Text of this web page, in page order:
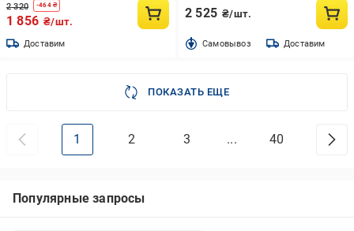
2 320 -464₴
1 856 ₴/шт.
Доставим
2 525 ₴/шт.
Cамовывоз Доставим
ПОКАЗАТЬ ЕЩЕ
1 2 3 ... 40
Популярные запросы